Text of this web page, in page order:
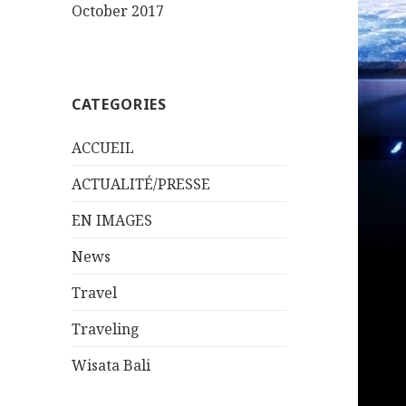
October 2017
CATEGORIES
ACCUEIL
ACTUALITÉ/PRESSE
EN IMAGES
News
Travel
Traveling
Wisata Bali